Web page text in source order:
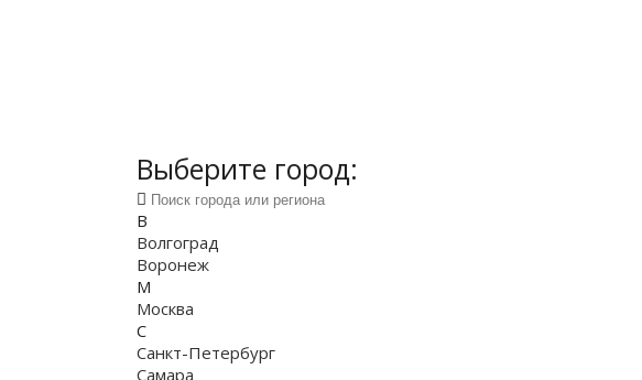
Выберите город:
В
Волгоград
Воронеж
М
Москва
С
Санкт-Петербург
Самара